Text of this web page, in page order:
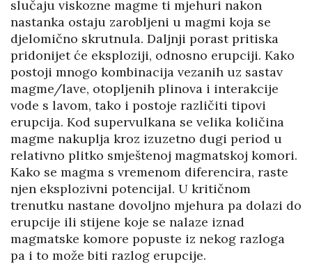
slučaju viskozne magme ti mjehuri nakon
nastanka ostaju zarobljeni u magmi koja se
djelomično skrutnula. Daljnji porast pritiska
pridonijet će eksploziji, odnosno erupciji. Kako
postoji mnogo kombinacija vezanih uz sastav
magme/lave, otopljenih plinova i interakcije
vode s lavom, tako i postoje različiti tipovi
erupcija. Kod supervulkana se velika količina
magme nakuplja kroz izuzetno dugi period u
relativno plitko smještenoj magmatskoj komori.
Kako se magma s vremenom diferencira, raste
njen eksplozivni potencijal. U kritičnom
trenutku nastane dovoljno mjehura pa dolazi do
erupcije ili stijene koje se nalaze iznad
magmatske komore popuste iz nekog razloga
pa i to može biti razlog erupcije.